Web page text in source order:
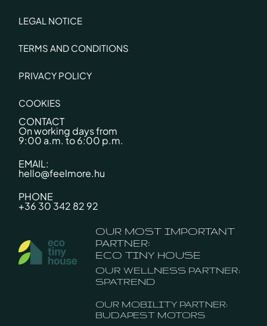
LEGAL NOTICE
TERMS AND CONDITIONS
PRIVACY POLICY
COOKIES
CONTACT
On working days from
9:00 a.m. to 6:00 p.m.
EMAIL:
hello@feelmore.hu
PHONE
+36 30 342 82 92
OUR MOST IMPORTANT
PARTNER:
ECO TINY HOUSE
OUR WELLNESS PARTNER:
SPATREND
OUR MOBILITY PARTNER:
BUDAPEST MOTORS